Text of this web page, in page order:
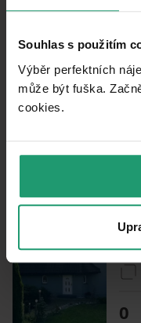
Souhlas s použitím
Výběr perfektních
může být fuška.
cookies.​
PRENÁJOM
0
0